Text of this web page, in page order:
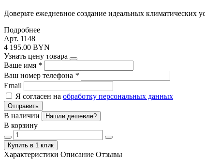
Доверьте ежедневное создание идеальных
Подробнее
Арт. 1148
4 195.00 BYN
Узнать цену товара
Ваше имя *
Ваш номер телефона *
Email
Я согласен на обработку персональных данных
Отправить
В наличии Нашли дешевле?
В корзину
Купить в 1 клик
Характеристики Описание Отзывы